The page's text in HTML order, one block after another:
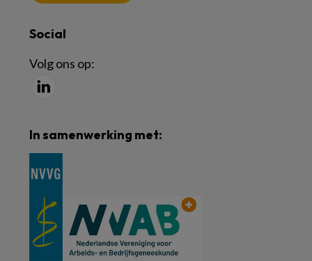
Social
Volg ons op:
In samenwerking met: